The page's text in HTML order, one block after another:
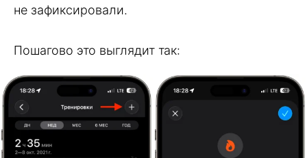
не зафиксировали.
Пошагово это выглядит так: